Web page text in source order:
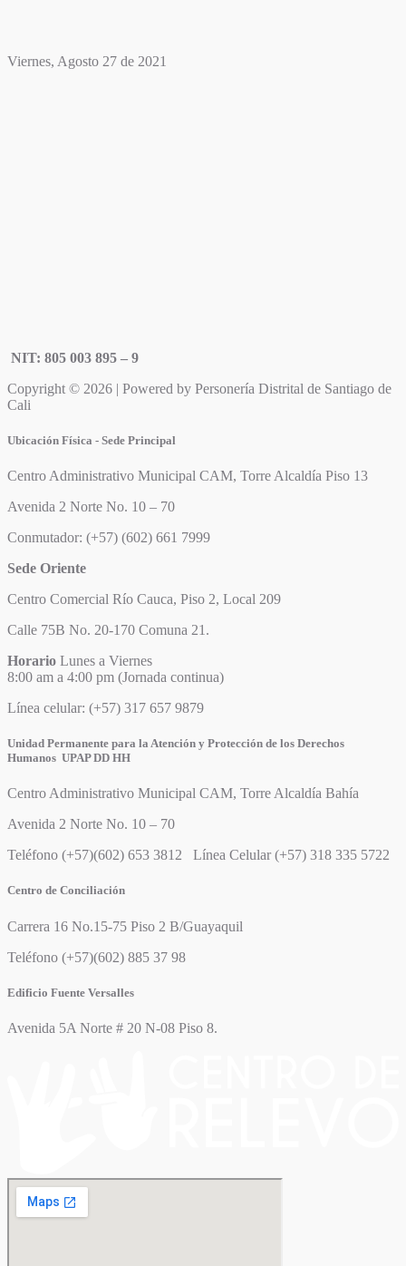
Viernes, Agosto 27 de 2021
NIT: 805 003 895 – 9
Copyright © 2026 | Powered by Personería Distrital de Santiago de
Cali
Ubicación Física - Sede Principal
Centro Administrativo Municipal CAM, Torre Alcaldía Piso 13
Avenida 2 Norte No. 10 – 70
Conmutador: (+57) (602) 661 7999
Sede Oriente
Centro Comercial Río Cauca, Piso 2, Local 209
Calle 75B No. 20-170 Comuna 21.
Horario Lunes a Viernes
8:00 am a 4:00 pm (Jornada continua)
Línea celular: (+57) 317 657 9879
Unidad Permanente para la Atención y Protección de los Derechos
Humanos UPAP DD HH
Centro Administrativo Municipal CAM, Torre Alcaldía Bahía
Avenida 2 Norte No. 10 – 70
Teléfono (+57)(602) 653 3812 Línea Celular (+57) 318 335 5722
Centro de Conciliación
Carrera 16 No.15-75 Piso 2 B/Guayaquil
Teléfono (+57)(602) 885 37 98
Edificio Fuente Versalles
Avenida 5A Norte # 20 N-08 Piso 8.